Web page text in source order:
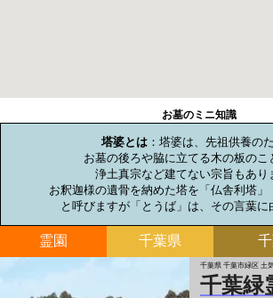
お墓のミニ知識
塔婆とは：塔婆は、先祖供養の
お墓の後ろや脇に立てる木の板のこ
浄土真宗など建てない宗旨もあり
お釈迦様の遺骨を納めた塔を「仏舎利塔」
と呼びますが「とうば」は、その言葉に
霊園 千葉県
千葉県 千葉市緑区 土
千葉緑